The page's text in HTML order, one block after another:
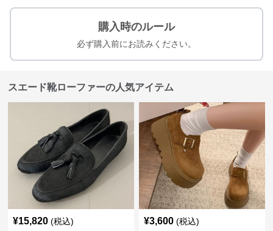
購入時のルール
必ず購入前にお読みください。
スエード靴ローファーの人気アイテム
¥15,820 (税込) ¥3,600 (税込)